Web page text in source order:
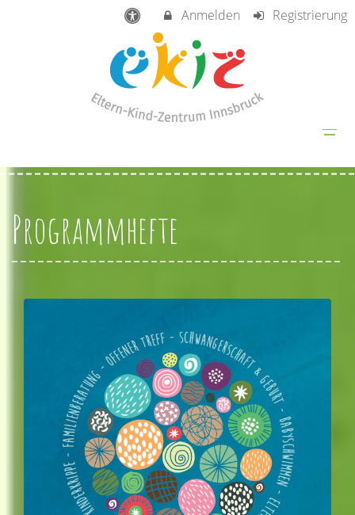
Anmelden Registrierung
Programmhefte